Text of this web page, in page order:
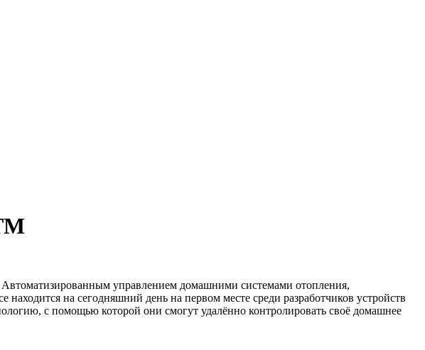
управлением домашними системами отопления,
на сегодняшний день на первом месте среди разработчиков устройств
с помощью которой они смогут удалённо контролировать своё домашнее